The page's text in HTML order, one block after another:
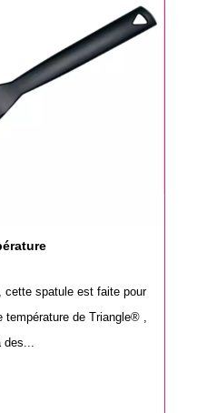
cette spatule est faite pour
de Triangle® ,